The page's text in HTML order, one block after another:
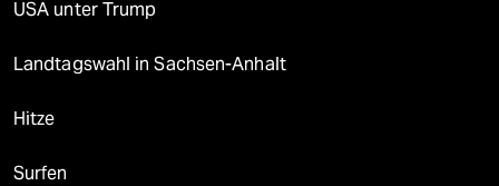
USA unter Trump
Landtagswahl in Sachsen-Anhalt
Hitze
Surfen